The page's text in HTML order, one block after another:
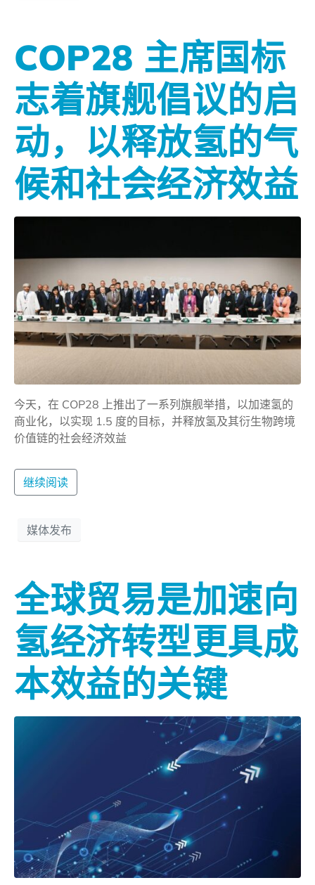
COP28 主席国标
志着旗舰倡议的启
动，以释放氢的气
候和社会经济效益
今天，在 COP28 上推出了一系列旗舰举措，以加速氢的
商业化，以实现 1.5 度的目标，并释放氢及其衍生物跨境
价值链的社会经济效益
继续阅读
媒体发布
全球贸易是加速向
氢经济转型更具成
本效益的关键